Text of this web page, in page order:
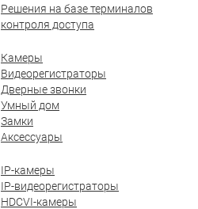
Решения на базе терминалов
контроля доступа
Камеры
Видеорегистраторы
Дверные звонки
Умный дом
Замки
Аксессуары
IP-камеры
IP-видеорегистраторы
HDCVI-камеры